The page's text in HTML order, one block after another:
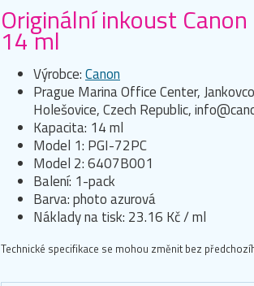
Originální inkoust
14 ml
Výrobce:Canon
Prague Marina Office Center,
Holešovice, Czech Republic,
Kapacita: 14 ml
Model 1: PGI-72PC
Model 2: 6407B001
Balení: 1-pack
Barva: photo azurová
Náklady na tisk: 23.16 Kč / ml
Technické specifikace se mohou změnit bez